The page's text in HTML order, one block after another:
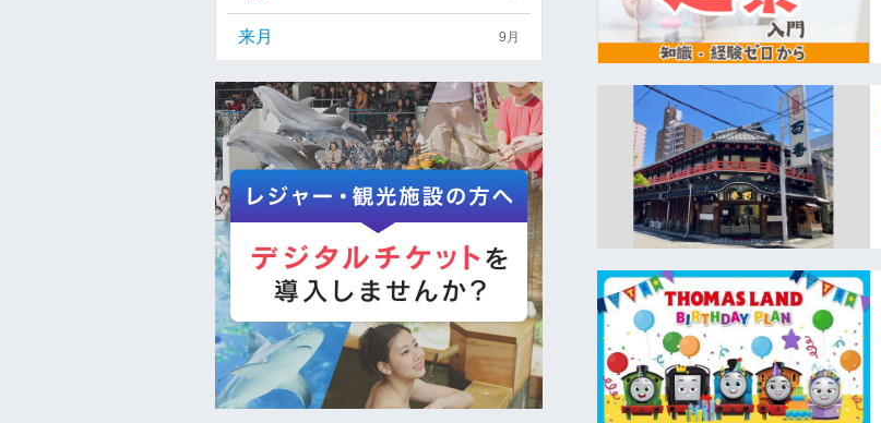
来月 9月